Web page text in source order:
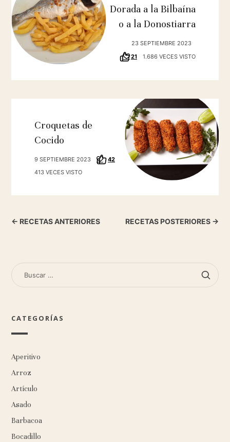
Dorada a la Bilbaína
o a la Donostiarra
23 SEPTIEMBRE 2023
21
1.686 VECES VISTO
Croquetas de
Cocido
9 SEPTIEMBRE 2023
42
413 VECES VISTO
← RECETAS ANTERIORES RECETAS POSTERIORES →
BUSCAR:
CATEGORÍAS
Aperitivo
Arroz
Artículo
Asado
Barbacoa
Bocadillo